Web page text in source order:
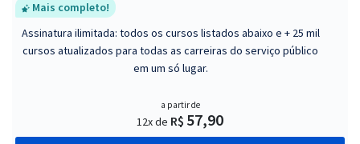
Mais completo!
Assinatura ilimitada: todos os cursos listados abaixo e + 25 mil
cursos atualizados para todas as carreiras do serviço público
em um só lugar.
a partir de
12x de R$ 57,90